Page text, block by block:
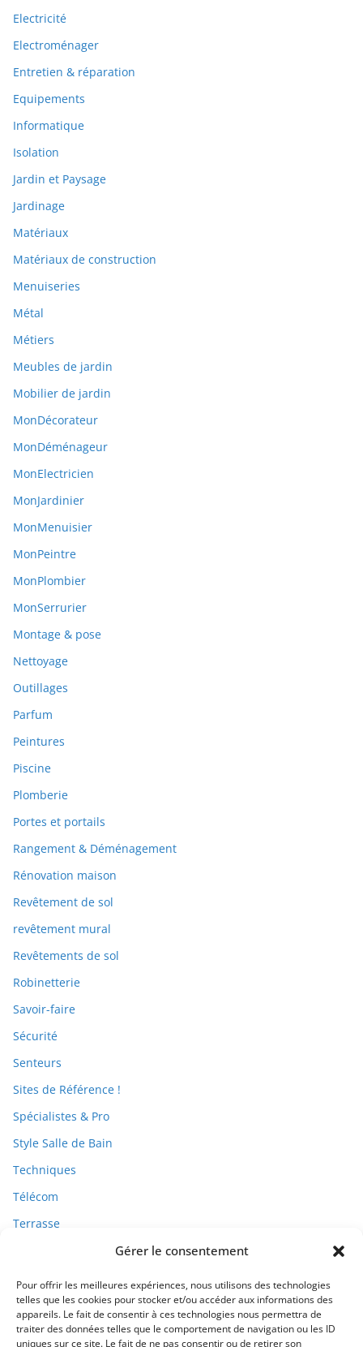
Gérer le consentement
Pour offrir les meilleures expériences, nous utilisons des technologies
telles que les cookies pour stocker et/ou accéder aux informations des
appareils. Le fait de consentir à ces technologies nous permettra de
traiter des données telles que le comportement de navigation ou les ID
uniques sur ce site. Le fait de ne pas consentir ou de retirer son
Electricité
Electroménager
Entretien & réparation
Equipements
Informatique
Isolation
Jardin et Paysage
Jardinage
Matériaux
Matériaux de construction
Menuiseries
Métal
Métiers
Meubles de jardin
Mobilier de jardin
MonDécorateur
MonDéménageur
MonElectricien
MonJardinier
MonMenuisier
MonPeintre
MonPlombier
MonSerrurier
Montage & pose
Nettoyage
Outillages
Parfum
Peintures
Piscine
Plomberie
Portes et portails
Rangement & Déménagement
Rénovation maison
Revêtement de sol
revêtement mural
Revêtements de sol
Robinetterie
Savoir-faire
Sécurité
Senteurs
Sites de Référence !
Spécialistes & Pro
Style Salle de Bain
Techniques
Télécom
Terrasse